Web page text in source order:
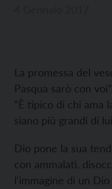
La promessa del
Pasqua sarò con
“È tipico di chi ama
siano più grandi di
Dio pone la sua
con ammalati,
l'immagine di un Dio